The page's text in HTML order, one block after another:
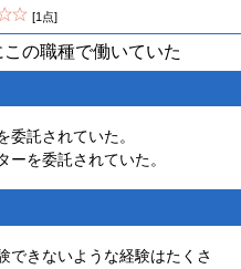
[1点]
この職種で働いていた
委託されていた。
を委託されていた。
できないような経験はたくさ